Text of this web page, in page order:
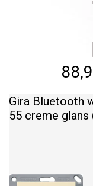
Gira Bluetooth
55 creme glans